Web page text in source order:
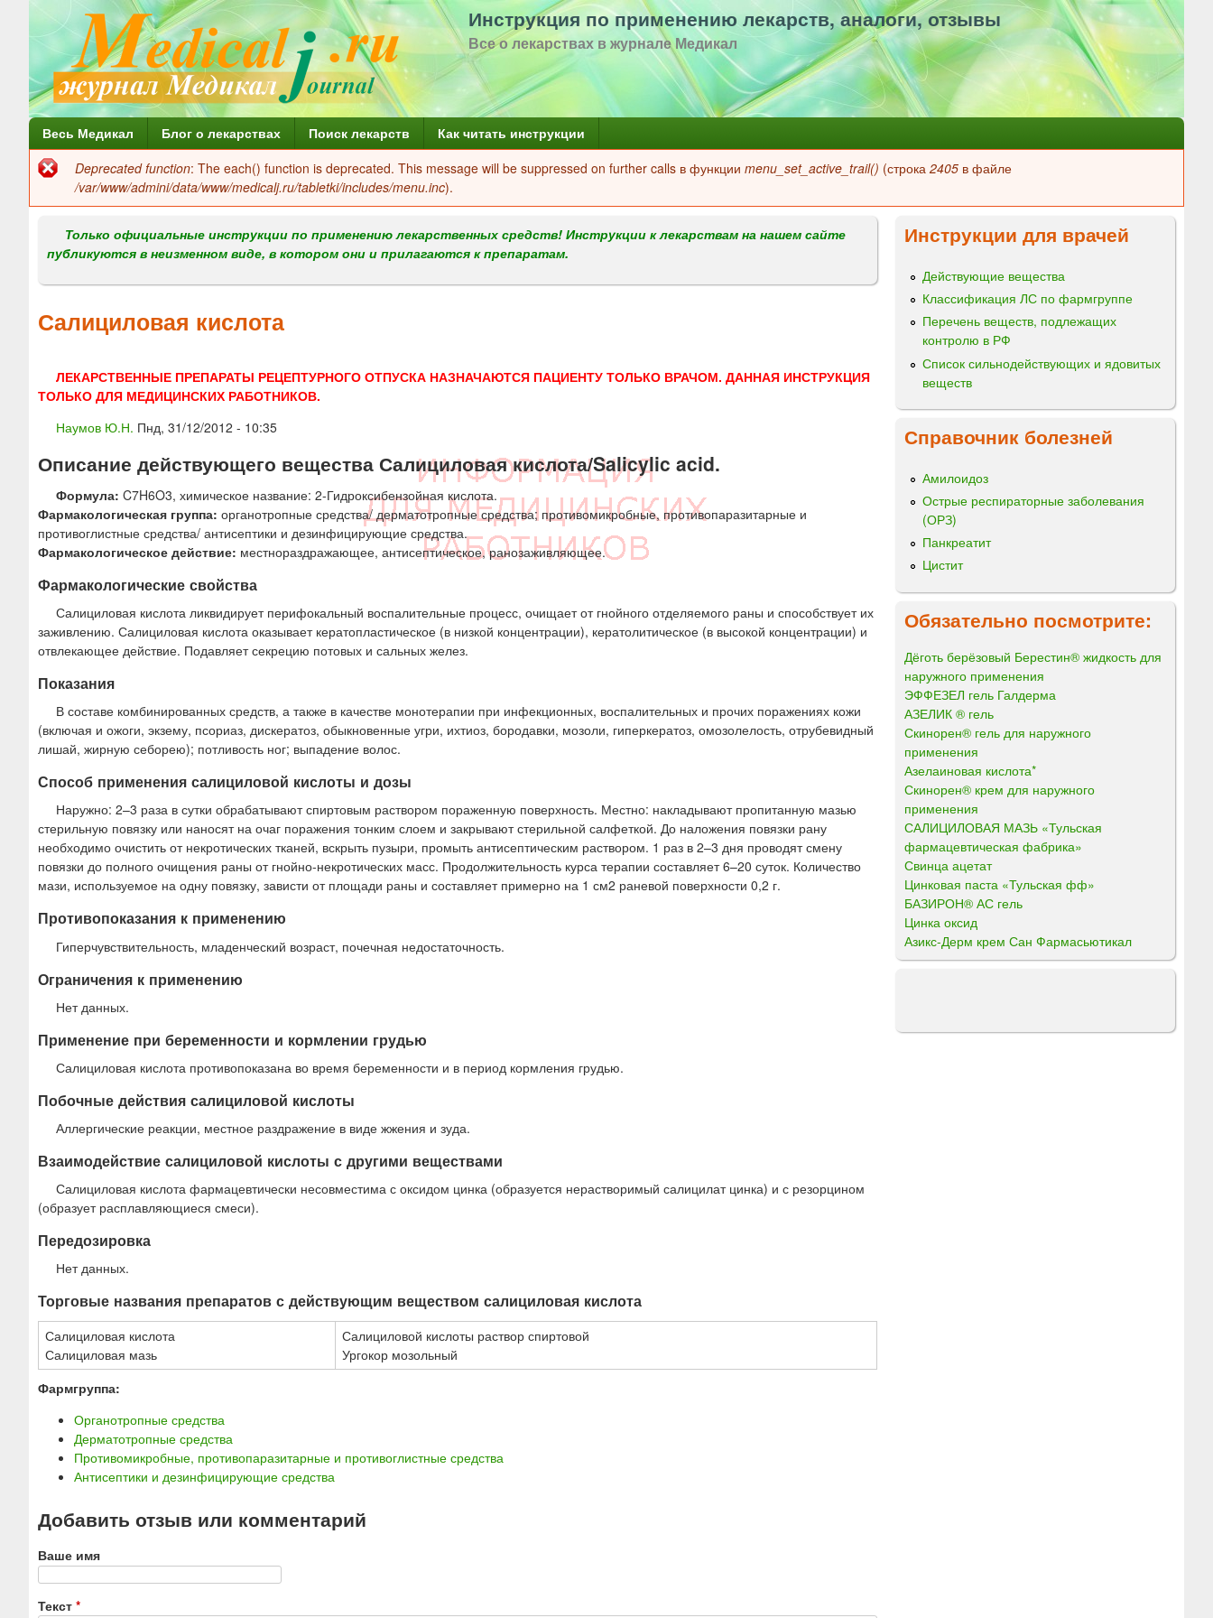
Перейти
к
содержанию
Инструкция по применению лекарств, аналоги, отзывы
Все о лекарствах в журнале Медикал
Г
л
н
м
н
Весь Медикал Блог о лекарствах Поиск лекарств Как читать инструкции
Сообщение
об
ошибке
Deprecated function: The each() function is deprecated. This message will be suppressed on further calls в функции menu_set_active_trail() (строка 2405 в файле
/var/www/admini/data/www/medicalj.ru/tabletki/includes/menu.inc).
Только официальные инструкции по применению лекарственных средств! Инструкции к лекарствам на нашем сайте
публикуются в неизменном виде, в котором они и прилагаются к препаратам.
Салициловая кислота
ЛЕКАРСТВЕННЫЕ ПРЕПАРАТЫ РЕЦЕПТУРНОГО ОТПУСКА НАЗНАЧАЮТСЯ ПАЦИЕНТУ ТОЛЬКО ВРАЧОМ. ДАННАЯ ИНСТРУКЦИЯ
ТОЛЬКО ДЛЯ МЕДИЦИНСКИХ РАБОТНИКОВ.
Наумов Ю.Н. Пнд, 31/12/2012 - 10:35
Описание действующего вещества Салициловая кислота/Salicylic acid.
Формула: C7H6O3, химическое название: 2-Гидроксибензойная кислота.
Фармакологическая группа: органотропные средства/ дерматотропные средства; противомикробные, противопаразитарные и
противоглистные средства/ антисептики и дезинфицирующие средства.
Фармакологическое действие: местнораздражающее, антисептическое, ранозаживляющее.
Фармакологические свойства
Салициловая кислота ликвидирует перифокальный воспалительные процесс, очищает от гнойного отделяемого раны и способствует их
заживлению. Салициловая кислота оказывает кератопластическое (в низкой концентрации), кератолитическое (в высокой концентрации) и
отвлекающее действие. Подавляет секрецию потовых и сальных желез.
Показания
В составе комбинированных средств, а также в качестве монотерапии при инфекционных, воспалительных и прочих поражениях кожи
(включая и ожоги, экзему, псориаз, дискератоз, обыкновенные угри, ихтиоз, бородавки, мозоли, гиперкератоз, омозолелость, отрубевидный
лишай, жирную себорею); потливость ног; выпадение волос.
Способ применения салициловой кислоты и дозы
Наружно: 2–3 раза в сутки обрабатывают спиртовым раствором пораженную поверхность. Местно: накладывают пропитанную мазью
стерильную повязку или наносят на очаг поражения тонким слоем и закрывают стерильной салфеткой. До наложения повязки рану
необходимо очистить от некротических тканей, вскрыть пузыри, промыть антисептическим раствором. 1 раз в 2–3 дня проводят смену
повязки до полного очищения раны от гнойно-некротических масс. Продолжительность курса терапии составляет 6–20 суток. Количество
мази, используемое на одну повязку, зависти от площади раны и составляет примерно на 1 см2 раневой поверхности 0,2 г.
Противопоказания к применению
Гиперчувствительность, младенческий возраст, почечная недостаточность.
Ограничения к применению
Нет данных.
Применение при беременности и кормлении грудью
Салициловая кислота противопоказана во время беременности и в период кормления грудью.
Побочные действия салициловой кислоты
Аллергические реакции, местное раздражение в виде жжения и зуда.
Взаимодействие салициловой кислоты с другими веществами
Салициловая кислота фармацевтически несовместима с оксидом цинка (образуется нерастворимый салицилат цинка) и с резорцином
(образует расплавляющиеся смеси).
Передозировка
Нет данных.
Торговые названия препаратов с действующим веществом салициловая кислота
Салициловая кислота
Салициловая мазь
Салициловой кислоты раствор спиртовой
Ургокор мозольный
Фармгруппа:
Органотропные средства
Дерматотропные средства
Противомикробные, противопаразитарные и противоглистные средства
Антисептики и дезинфицирующие средства
Добавить отзыв или комментарий
Ваше имя
Текст *
Инструкции для врачей
Действующие вещества
Классификация ЛС по фармгруппе
Перечень веществ, подлежащих
контролю в РФ
Список сильнодействующих и ядовитых
веществ
Справочник болезней
Амилоидоз
Острые респираторные заболевания
(ОРЗ)
Панкреатит
Цистит
Обязательно посмотрите:
Дёготь берёзовый Берестин® жидкость для
наружного применения
ЭФФЕЗЕЛ гель Галдерма
АЗЕЛИК ® гель
Скинорен® гель для наружного
применения
Азелаиновая кислота*
Скинорен® крем для наружного
применения
САЛИЦИЛОВАЯ МАЗЬ «Тульская
фармацевтическая фабрика»
Свинца ацетат
Цинковая паста «Тульская фф»
БАЗИРОН® АС гель
Цинка оксид
Азикс-Дерм крем Сан Фармасьютикал